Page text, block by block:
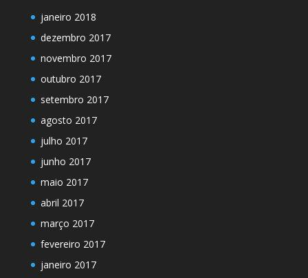
janeiro 2018
dezembro 2017
novembro 2017
outubro 2017
setembro 2017
agosto 2017
julho 2017
junho 2017
maio 2017
abril 2017
março 2017
fevereiro 2017
janeiro 2017